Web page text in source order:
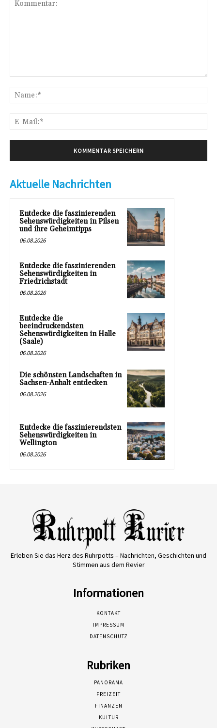
Aktuelle Nachrichten
Entdecke die faszinierenden
Sehenswürdigkeiten in Pilsen
und ihre Geheimtipps
06.08.2026
Entdecke die faszinierenden
Sehenswürdigkeiten in
Friedrichstadt
06.08.2026
Entdecke die
beeindruckendsten
Sehenswürdigkeiten in Halle
(Saale)
06.08.2026
Die schönsten Landschaften in
Sachsen-Anhalt entdecken
06.08.2026
Entdecke die faszinierendsten
Sehenswürdigkeiten in
Wellington
06.08.2026
Erleben Sie das Herz des Ruhrpotts – Nachrichten, Geschichten und
Stimmen aus dem Revier
Informationen
KONTAKT
IMPRESSUM
DATENSCHUTZ
Rubriken
PANORAMA
FREIZEIT
FINANZEN
KULTUR